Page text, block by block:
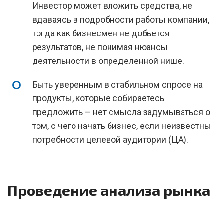
Инвестор может вложить средства, не
вдаваясь в подробности работы компании,
тогда как бизнесмен не добьется
результатов, не понимая нюансы
деятельности в определенной нише.
Быть уверенным в стабильном спросе на
продукты, которые собираетесь
предложить – нет смысла задумываться о
том, с чего начать бизнес, если неизвестны
потребности целевой аудитории (ЦА).
Проведение анализа рынка